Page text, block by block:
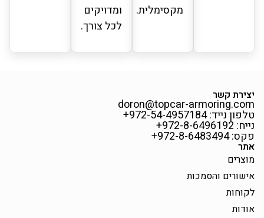
מקסימלית.
ומדויקים
לכל צורך.
יצירת קשר
doron@topcar-armoring.com
טלפון נייד: 972-54-4957184+
נייח: 972-8-6496192+
פקס: 972-8-6483494+
אתר
מוצרים
אישורים והסמכות
לקוחות
אודות